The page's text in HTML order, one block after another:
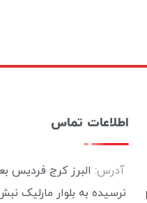
اطلاعات تماس
آدرس: البرز کرج فردیس
نرسیده به بلوار مارلیک